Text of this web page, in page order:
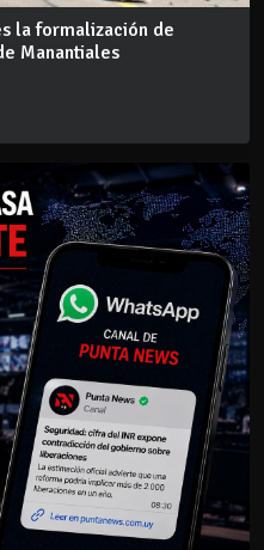
la formalización de
Manantiales